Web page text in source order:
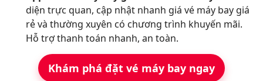
diện trực quan, cập nhật nhanh giá vé máy bay giá
rẻ và thường xuyên có chương trình khuyến mãi.
Hỗ trợ thanh toán nhanh, an toàn.
Khám phá đặt vé máy bay ngay